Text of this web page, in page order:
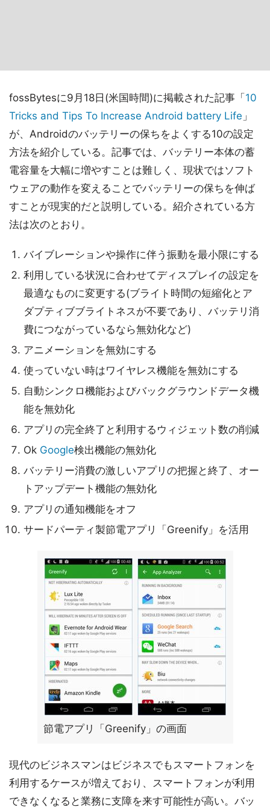
fossBytesに9月18日(米国時間)に掲載された記事「 10
Tricks and Tips To Increase Android battery Life 」
が、Androidのバッテリーの保ちをよくする10の設定
方法を紹介している。記事では、バッテリー本体の蓄
電容量を大幅に増やすことは難しく、現状ではソフト
ウェアの動作を変えることでバッテリーの保ちを伸ば
すことが現実的だと説明している。紹介されている方
法は次のとおり。
バイブレーションや操作に伴う振動を最小限にする
利用している状況に合わせてディスプレイの設定を
最適なものに変更する(ブライト時間の短縮化とア
ダプティブブライトネスが不要であり、バッテリ消
費につながっているなら無効化など)
アニメーションを無効にする
使っていない時はワイヤレス機能を無効にする
自動シンクロ機能およびバックグラウンドデータ機
能を無効化
アプリの完全終了と利用するウィジェット数の削減
Ok Google検出機能の無効化
バッテリー消費の激しいアプリの把握と終了、オー
トアップデート機能の無効化
アプリの通知機能をオフ
サードパーティ製節電アプリ「Greenify」を活用
節電アプリ「Greenify」の画面
現代のビジネスマンはビジネスでもスマートフォンを
利用するケースが増えており、スマートフォンが利用
できなくなると業務に支障を来す可能性が高い。バッ